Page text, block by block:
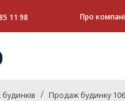
11 98 Про
Продаж будинку